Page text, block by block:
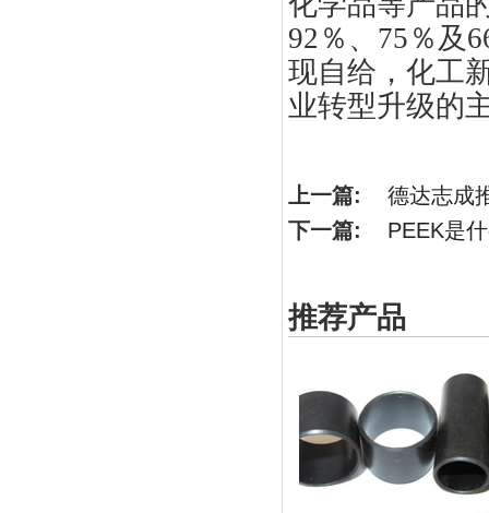
92 ％、 75 ％及
现自给，化工
业转型升级的
上一篇: 德达志成
下一篇: PEEK是
推荐产品